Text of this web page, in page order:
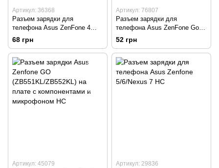
Артикул: 36368
Разъем зарядки для
телефона Asus ZenFone 4
(A400CXG) HC
68 грн
Артикул: 76807
Разъем зарядки для
телефона Asus ZenFone Go
(ZC500TG) HC
52 грн
Артикул: 45079 Артикул: 29836